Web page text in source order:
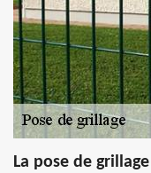
La pose de